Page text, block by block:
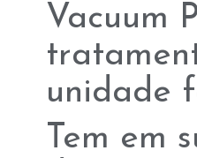
Vacuum
unidade
Tem em